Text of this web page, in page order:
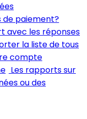
paiement?
avec les réponses
la liste de tous
compte
Les rapports sur
ou des